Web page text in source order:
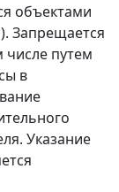
объектами
Запрещается
числе путем
в
Указание